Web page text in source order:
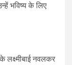
भविष्य के लिए
लक्ष्मीबाई नवलकर